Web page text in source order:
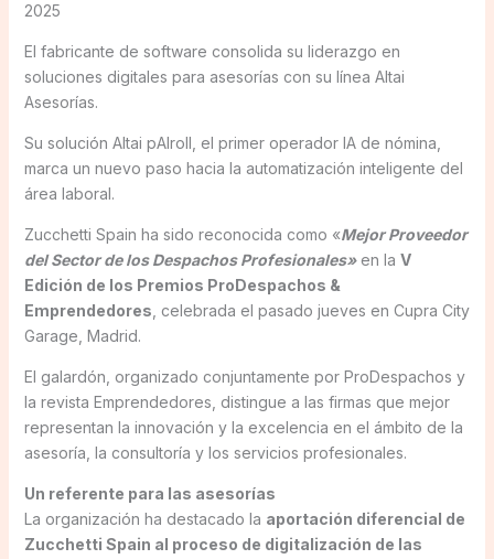
2025
El fabricante de software consolida su liderazgo en
soluciones digitales para asesorías con su línea Altai
Asesorías.
Su solución Altai pAIroll, el primer operador IA de nómina,
marca un nuevo paso hacia la automatización inteligente del
área laboral.
Zucchetti Spain ha sido reconocida como «Mejor Proveedor
del Sector de los Despachos Profesionales»en la V
Edición de los Premios ProDespachos &
Emprendedores , celebrada el pasado jueves en Cupra City
Garage, Madrid.
El galardón, organizado conjuntamente por ProDespachos y
la revista Emprendedores, distingue a las firmas que mejor
representan la innovación y la excelencia en el ámbito de la
asesoría, la consultoría y los servicios profesionales.
Un referente para las asesorías
La organización ha destacado la aportación diferencial de
Zucchetti Spain al proceso de digitalización de las